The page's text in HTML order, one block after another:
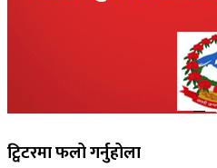
ट्विटरमा फलो गर्नुहोला